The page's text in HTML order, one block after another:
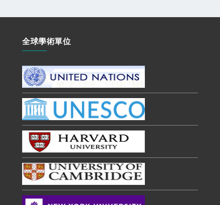
全球學術單位